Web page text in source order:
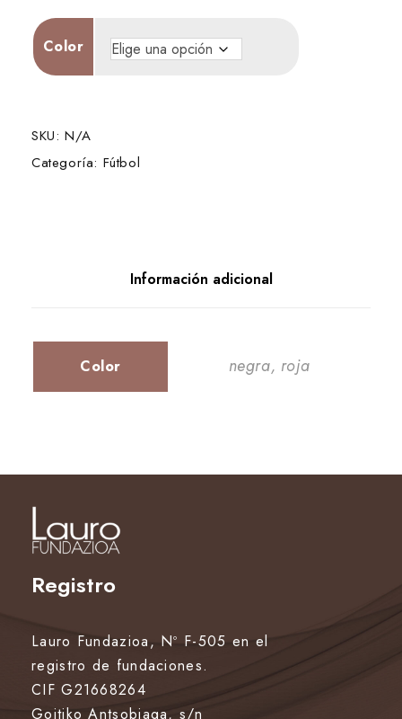
Color
SKU: N/A
Categoría: Fútbol
Información adicional
Color negra, roja
Registro
Lauro Fundazioa, Nº F-505 en el
registro de fundaciones.
CIF G21668264
Goitiko Antsobiaga, s/n